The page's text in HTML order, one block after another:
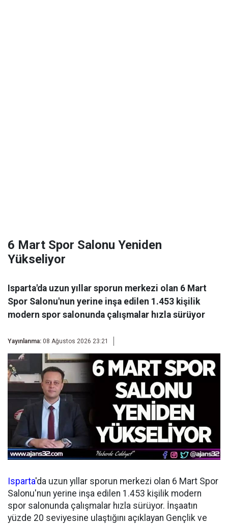
6 Mart Spor Salonu Yeniden
Yükseliyor
Isparta'da uzun yıllar sporun merkezi olan 6 Mart
Spor Salonu'nun yerine inşa edilen 1.453 kişilik
modern spor salonunda çalışmalar hızla sürüyor
Yayınlanma: 08 Ağustos 2026 23:21
Isparta'da uzun yıllar sporun merkezi olan 6 Mart Spor
Salonu'nun yerine inşa edilen 1.453 kişilik modern
spor salonunda çalışmalar hızla sürüyor. İnşaatın
yüzde 20 seviyesine ulaştığını açıklayan Gençlik ve